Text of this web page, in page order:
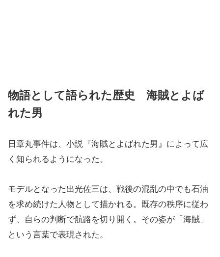
物語として語られた歴史 海賊とよば
れた男
日章丸事件は、小説『海賊とよばれた男』によって広
く知られるようになった。
モデルとなった出光佐三は、戦後の混乱の中でも石油
を求め続けた人物として描かれる。既存の秩序に従わ
ず、自らの判断で航路を切り開く。その姿が「海賊」
という言葉で表現された。